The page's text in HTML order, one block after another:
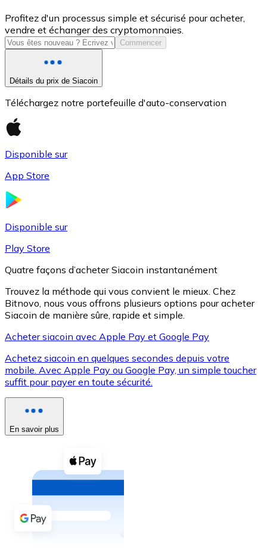
USD Coin
USDC
XRP
XRP
Voir toutes
Coupons crypto
Achetez des cryptomonnaies en espèces et d'autres
Acheter avec espèces
Virement SEPA
Profitez d'un processus simple et sécurisé pour acheter,
vendre et échanger des cryptomonnaies.
Commencer
Détails du prix de Siacoin
Téléchargez notre portefeuille d'auto-conservation
Disponible sur
App Store
Disponible sur
Play Store
Quatre façons d’acheter Siacoin instantanément
Trouvez la méthode qui vous convient le mieux. Chez
Bitnovo, nous vous offrons plusieurs options pour acheter
Siacoin de manière sûre, rapide et simple.
Acheter siacoin avec Apple Pay et Google Pay
Achetez siacoin en quelques secondes depuis votre
mobile. Avec Apple Pay ou Google Pay, un simple toucher
suffit pour payer en toute sécurité.
En savoir plus